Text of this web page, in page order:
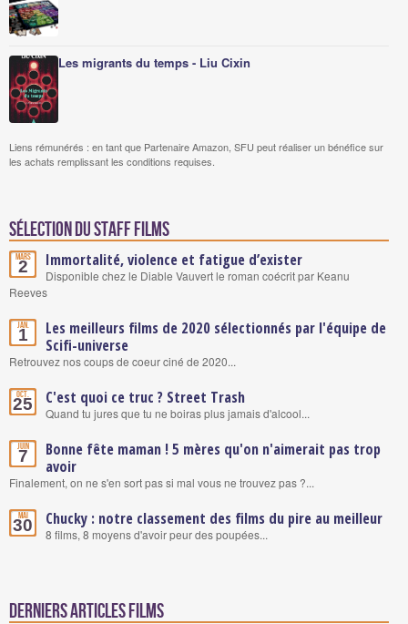
Les migrants du temps - Liu Cixin
Liens rémunérés : en tant que Partenaire Amazon, SFU peut réaliser un bénéfice sur
les achats remplissant les conditions requises.
Sélection du staff Films
Mars
2 Immortalité, violence et fatigue d’exister
Disponible chez le Diable Vauvert le roman coécrit par Keanu
Reeves
Jan.
1
Les meilleurs films de 2020 sélectionnés par l'équipe de
Scifi-universe
Retrouvez nos coups de coeur ciné de 2020...
Oct.
25 C'est quoi ce truc ? Street Trash
Quand tu jures que tu ne boiras plus jamais d'alcool...
Juin
7
Bonne fête maman ! 5 mères qu'on n'aimerait pas trop
avoir
Finalement, on ne s'en sort pas si mal vous ne trouvez pas ?...
Mai
30 Chucky : notre classement des films du pire au meilleur
8 films, 8 moyens d'avoir peur des poupées...
Derniers articles Films